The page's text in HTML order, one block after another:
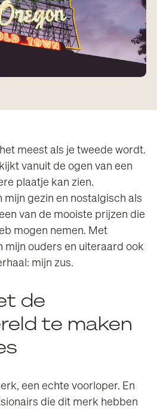
meest als je tweede wordt.
vanuit de ogen van een
plaatje kan zien.
mijn gezin en nostalgisch als
van de mooiste prijzen die
mogen nemen. Met
mijn ouders en uiteraard ook
mijn zus.
de
te maken
een echte voorloper. En
die dit merk hebben